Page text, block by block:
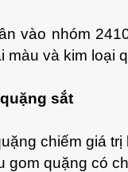
vào nhóm
màu và kim loại
sắt
chiếm giá
gom quặng có